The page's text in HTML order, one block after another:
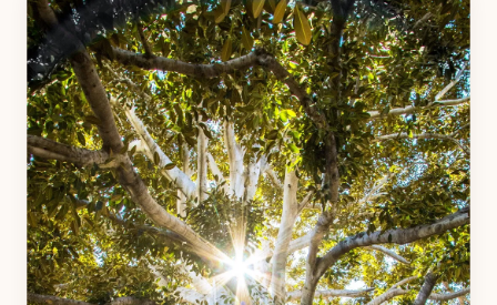
et de sens.